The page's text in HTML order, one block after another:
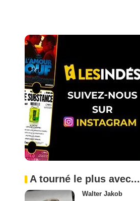
A tourné le plus avec...
Walter Jakob